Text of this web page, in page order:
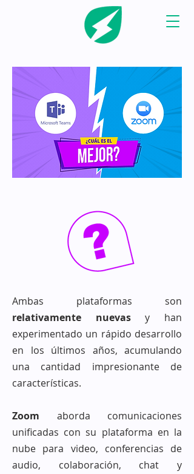
Ambas plataformas son
relativamente nuevasy han
experimentado un rápido desarrollo
en los últimos años, acumulando
una cantidad impresionante de
características.
Zoom aborda comunicaciones
unificadas con su plataforma en la
nube para video, conferencias de
audio, colaboración, chat y